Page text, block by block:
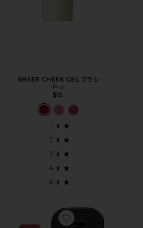
SHEER CHEEK GEL ブラシ
Pixi
$15
Favorite NUDIES ブラシ